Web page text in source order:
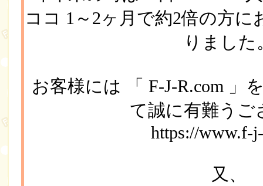
ココ 1～2ヶ月で約2倍の方
りました
お客様には 「 F-J-R.com 」
て誠に有難うご
https://www.f-
又、